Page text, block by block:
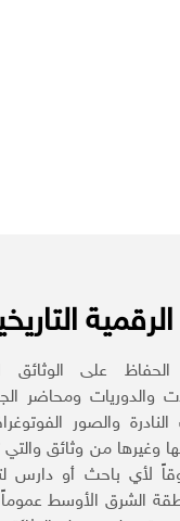
على الوثائق
والدوريات ومحاضر
والصور
وغيرها من وثائق والتي
لأي باحث أو دارس
الشرق الأوسط